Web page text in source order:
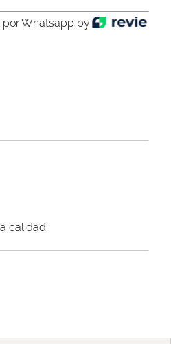
por Whatsapp by
calidad